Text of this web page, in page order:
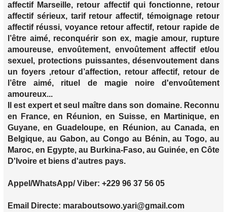
affectif Marseille, retour affectif qui fonctionne, retour
affectif sérieux, tarif retour affectif, témoignage retour
affectif réussi, voyance retour affectif, retour rapide de
l’être aimé, reconquérir son ex, magie amour, rupture
amoureuse, envoûtement, envoûtement affectif et/ou
sexuel, protections puissantes, désenvoutement dans
un foyers ,retour d’affection, retour affectif, retour de
l’être aimé, rituel de magie noire d'envoûtement
amoureux...
Il est expert et seul maître dans son domaine. Reconnu
en France, en Réunion, en Suisse, en Martinique, en
Guyane, en Guadeloupe, en Réunion, au Canada, en
Belgique, au Gabon, au Congo au Bénin, au Togo, au
Maroc, en Egypte, au Burkina-Faso, au Guinée, en Côte
D'Ivoire et biens d'autres pays.
Appel/WhatsApp/ Viber: +229 96 37 56 05
Email Directe: maraboutsowo.yari@gmail.com